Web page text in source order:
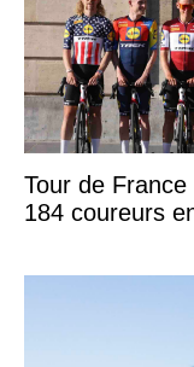
Tour de
184 coureurs